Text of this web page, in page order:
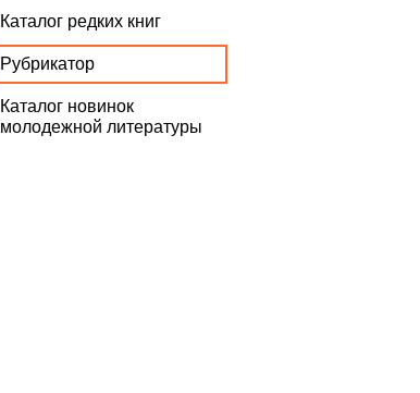
Каталог редких книг
Рубрикатор
Каталог новинок
молодежной литературы